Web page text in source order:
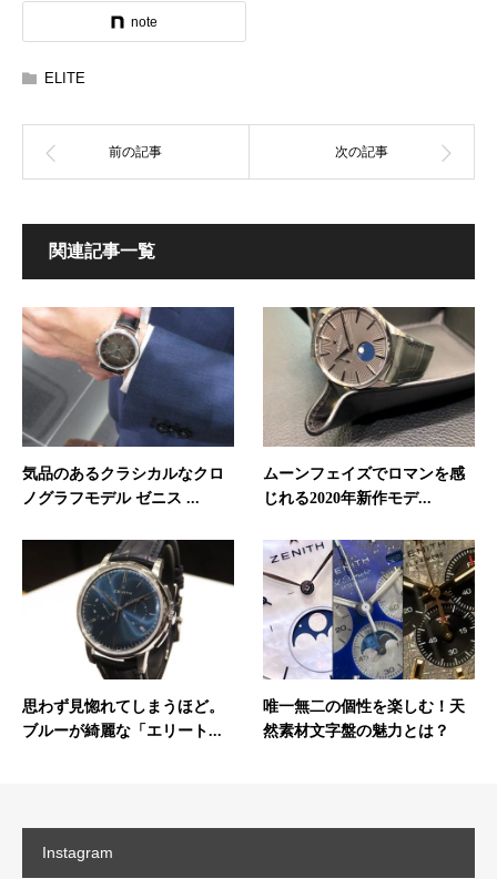
note
ELITE
関連記事一覧
気品のあるクラシカルなクロ
ノグラフモデル ゼニス ...
ムーンフェイズでロマンを感
じれる2020年新作モデ...
思わず見惚れてしまうほど。
ブルーが綺麗な「エリート...
唯一無二の個性を楽しむ！天
然素材文字盤の魅力とは？
Instagram